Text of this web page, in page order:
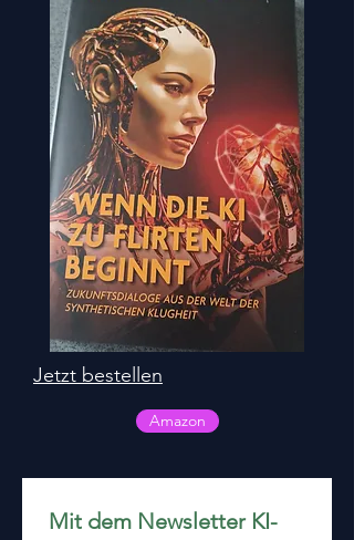
Jetzt bestellen
Amazon
Mit dem Newsletter KI-